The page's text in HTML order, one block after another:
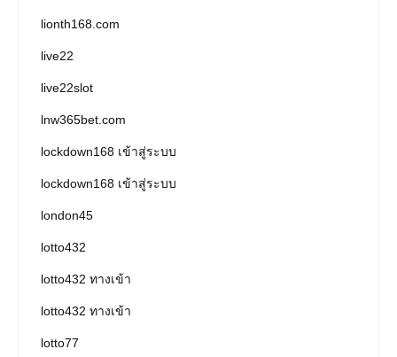
lionth168.com
live22
live22slot
lnw365bet.com
lockdown168 เข้าสู่ระบบ
lockdown168 เข้าสู่ระบบ
london45
lotto432
lotto432 ทางเข้า
lotto432 ทางเข้า
lotto77